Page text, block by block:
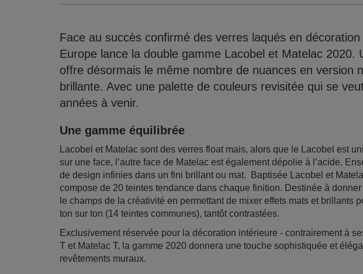
Face au succès confirmé des verres laqués en
Europe lance la double gamme Lacobel et Matelac 2020.
offre désormais le même nombre de nuances en version
brillante. Avec une palette de couleurs revisitée qui se
années à venir.
Une gamme équilibrée
Lacobel et Matelac sont des verres float mais, alors que le Lacobel est
sur une face, l’autre face de Matelac est également dépolie à l’acide.
de design infinies dans un fini brillant ou mat. Baptisée Lacobel et
compose de 20 teintes tendance dans chaque finition. Destinée à
le champs de la créativité en permettant de mixer effets mats et brillants
ton sur ton (14 teintes communes), tantôt contrastées.
Exclusivement réservée pour la décoration intérieure - contrairement à
T et Matelac T, la gamme 2020 donnera une touche sophistiquée et
revêtements muraux.